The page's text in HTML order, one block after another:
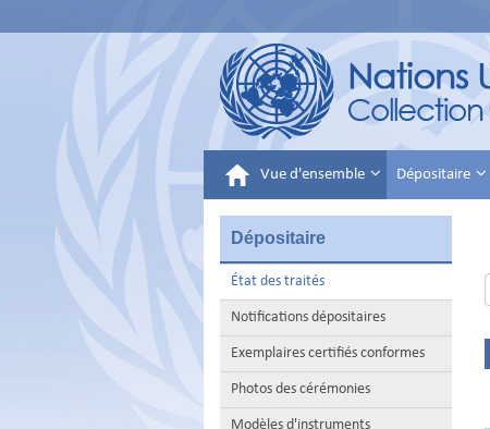
Vue d'ensemble Dépositaire
Dépositaire
État des traités
Notifications dépositaires
Exemplaires certifiés conformes
Photos des cérémonies
Modèles d'instruments